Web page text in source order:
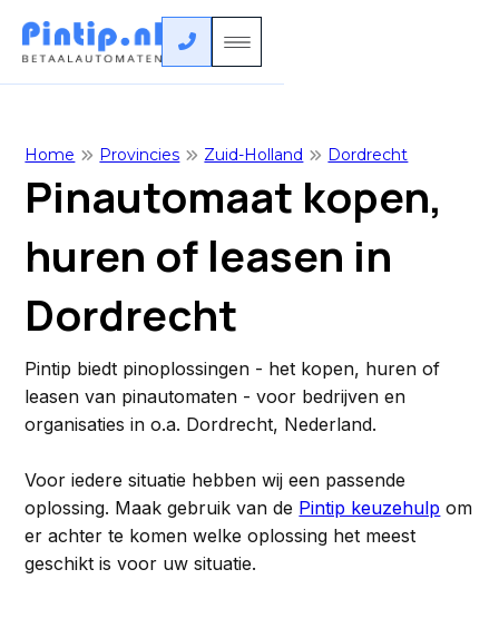

Home  Provincies  Zuid-Holland  Dordrecht
Pinautomaat kopen,
huren of leasen in
Dordrecht
Pintip biedt pinoplossingen - het kopen, huren of
leasen van pinautomaten - voor bedrijven en
organisaties in o.a. Dordrecht, Nederland.
Voor iedere situatie hebben wij een passende
oplossing. Maak gebruik van de Pintip keuzehulp om
er achter te komen welke oplossing het meest
geschikt is voor uw situatie.